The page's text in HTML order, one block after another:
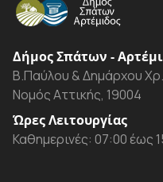
Δήμος Σπάτων -
Β.Παύλου & Δημάρχου
Νομός Αττικής, 19004
Ώρες Λειτουργίας
Καθημερινές: 07:00 έως